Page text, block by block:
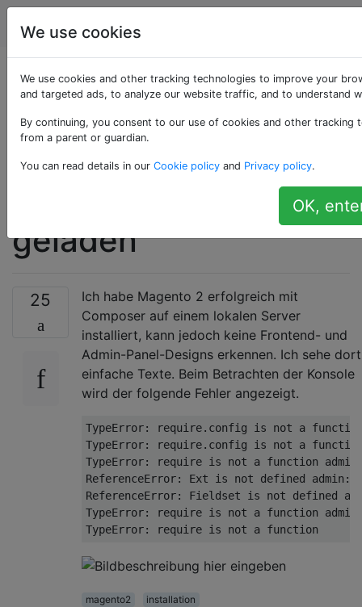
Magento
CSS- und Javascript-
Dateien werden nach
der Installation von
geladen
25
Ich habe Magento 2 erfolgreich mit
Composer auf einem lokalen Server
installiert, kann jedoch keine Frontend- und
Admin-Panel-Designs erkennen. Ich sehe dort
einfache Texte. Beim Betrachten der Konsole
wird der folgende Fehler angezeigt.
TypeError: require. config is not a
TypeError: require. config is not a
TypeError: require is not a function admin
ReferenceError: Ext is not defined admin :
ReferenceError: Fieldset is not defined
TypeError: require is not a function admin
TypeError: require is not a function
magento2
installation
We use cookies
We use cookies and other tracking technologies to improve your
and targeted ads, to analyze our website traffic, and to understand
By continuing, you consent to our use of cookies and other
from a parent or guardian.
You can read details in our Cookie policy and Privacy policy.
OK,